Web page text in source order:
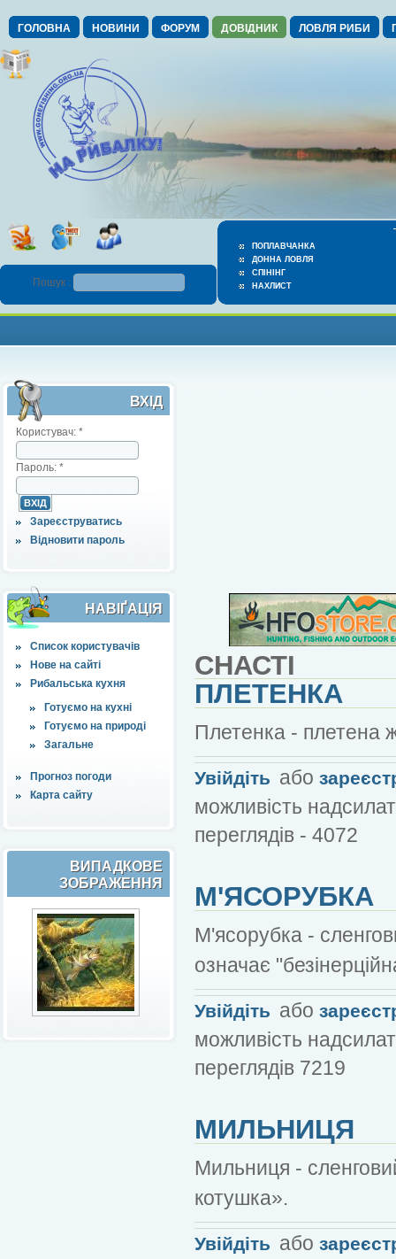
ГОЛОВНА НОВИНИ ФОРУМ ДОВІДНИК ЛОВЛЯ РИБИ
ПОПЛАВЧАНКА
ДОННА ЛОВЛЯ
СПІНІНГ
НАХЛИСТ
Пошук :
ВХІД
Користувач: *
Пароль: *
Зареєструватись
Відновити пароль
НАВІҐАЦІЯ
Список користувачів
Нове на сайті
Рибальська кухня
Готуємо на кухні
Готуємо на природі
Загальне
Прогноз погоди
Карта сайту
ВИПАДКОВЕ
ЗОБРАЖЕННЯ
СНАСТІ
ПЛЕТЕНКА
Плетенка - плетена
Увійдіть або
можливість
переглядів - 4072
М'ЯСОРУБКА
М'ясорубка -
означає
Увійдіть або
можливість
переглядів 7219
МИЛЬНИЦЯ
Мильниця -
котушка».
Увійдіть або